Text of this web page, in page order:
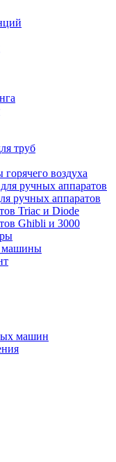
труб
воздуха
ручных аппаратов
ручных аппаратов
Triac и Diode
Ghibli и 3000
машины
машин